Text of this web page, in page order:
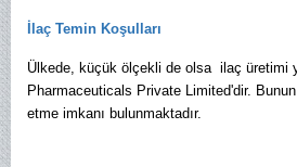
İlaç Temin Koşulları
Ülkede, küçük ölçekli de olsa ilaç üretimi
Pharmaceuticals Private Limited'dir.
etme imkanı bulunmaktadır.